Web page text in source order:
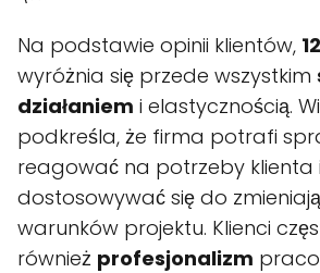
Na podstawie opinii klientów,
wyróżnia się przede wszystkim
działaniem i elastycznością.
podkreśla, że firma potrafi
reagować na potrzeby klienta i
dostosowywać się do
warunków projektu. Klienci
również profesjonalizm